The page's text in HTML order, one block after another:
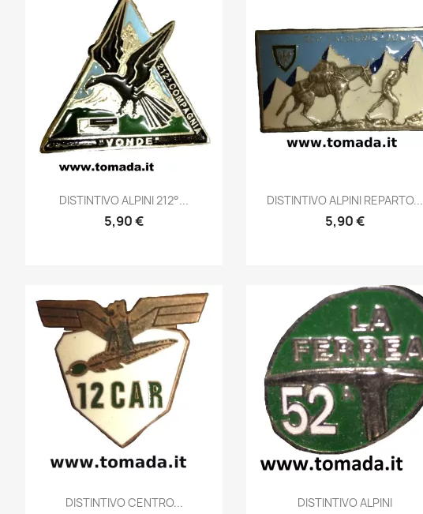
Anteprima
DISTINTIVO ALPINI 212°...
5,90 €
Anteprima
DISTINTIVO ALPINI REPARTO...
5,90 €
Anteprima
DISTINTIVO CENTRO... Anteprima
DISTINTIVO ALPINI